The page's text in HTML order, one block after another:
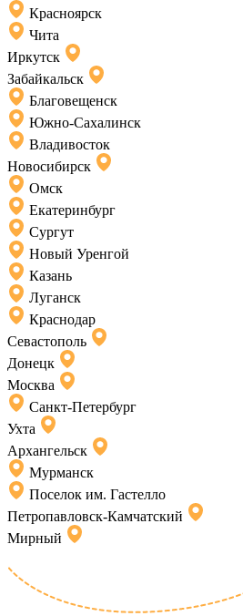
Красноярск
Чита
Иркутск
Забайкальск
Благовещенск
Южно-Сахалинск
Владивосток
Новосибирск
Омск
Екатеринбург
Сургут
Новый Уренгой
Казань
Луганск
Краснодар
Севастополь
Донецк
Москва
Санкт-Петербург
Ухта
Архангельск
Мурманск
Поселок им. Гастелло
Петропавловск-Камчатский
Мирный